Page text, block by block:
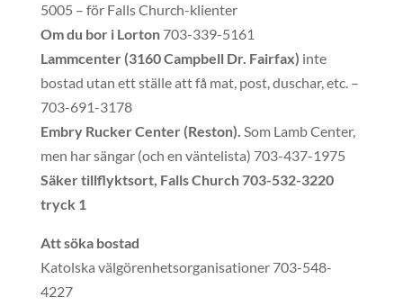
5005 – för Falls Church-klienter
Om du bor i Lorton 703-339-5161
Lammcenter (3160 Campbell Dr. Fairfax) inte
bostad utan ett ställe att få mat, post, duschar, etc. –
703-691-3178
Embry Rucker Center (Reston). Som Lamb Center,
men har sängar (och en väntelista) 703-437-1975
Säker tillflyktsort, Falls Church 703-532-3220
tryck 1
Att söka bostad
Katolska välgörenhetsorganisationer 703-548-
4227